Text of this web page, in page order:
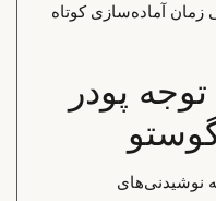
آماده‌سازی کوتاه
پودر